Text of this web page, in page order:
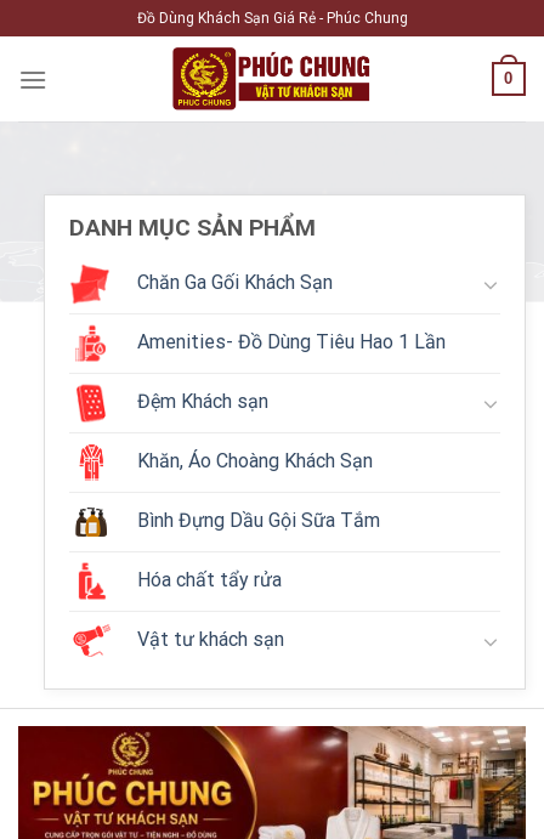
to
content
Đồ Dùng Khách Sạn Giá Rẻ - Phúc Chung
0
DANH MỤC SẢN PHẨM
Chăn Ga Gối Khách Sạn
Amenities- Đồ Dùng Tiêu Hao 1 Lần
Đệm Khách sạn
Khăn, Áo Choàng Khách Sạn
Bình Đựng Dầu Gội Sữa Tắm
Hóa chất tẩy rửa
Vật tư khách sạn